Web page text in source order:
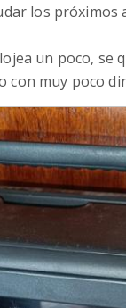
los
un poco, se
con muy poco